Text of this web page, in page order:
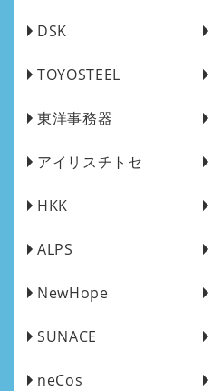
DSK
TOYOSTEEL
東洋事務器
アイリスチトセ
HKK
ALPS
NewHope
SUNACE
neCos